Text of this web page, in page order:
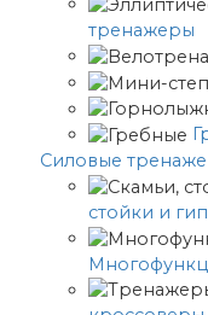
тренажеры
Cиловые
стойки и